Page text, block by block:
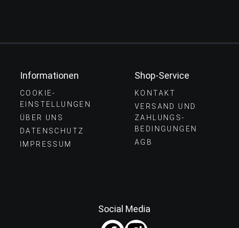
Informationen
COOKIE-
EINSTELLUNGEN
ÜBER UNS
DATENSCHUTZ
IMPRESSUM
Shop-Service
KONTAKT
VERSAND UND
ZAHLUNGS­
BEDINGUNGEN
AGB
Social Media